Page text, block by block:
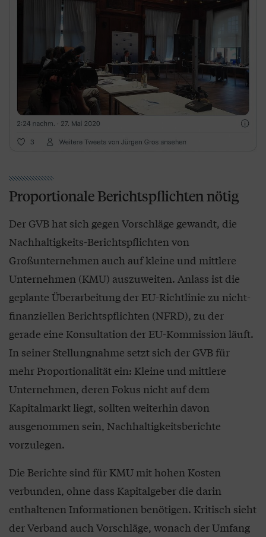
Proportionale Berichtspflichten nötig
Der GVB hat sich gegen Vorschläge gewandt, die
Nachhaltigkeits-Berichtspflichten von
Großunternehmen auch auf kleine und mittlere
Unternehmen (KMU) auszuweiten. Anlass ist die
geplante Überarbeitung der EU-Richtlinie zu nicht-
finanziellen Berichtspflichten (NFRD), zu der
gerade eine Konsultation der EU-Kommission läuft.
In seiner Stellungnahme setzt sich der GVB für
mehr Proportionalität ein: Kleine und mittlere
Unternehmen, deren Fokus nicht auf dem
Kapitalmarkt liegt, sollten weiterhin davon
ausgenommen sein, Nachhaltigkeitsberichte
vorzulegen.
Die Berichte sind für KMU mit hohen Kosten
verbunden, ohne dass Kapitalgeber die darin
enthaltenen Informationen benötigen. Kritisch sieht
der Verband auch Vorschläge, wonach der Umfang